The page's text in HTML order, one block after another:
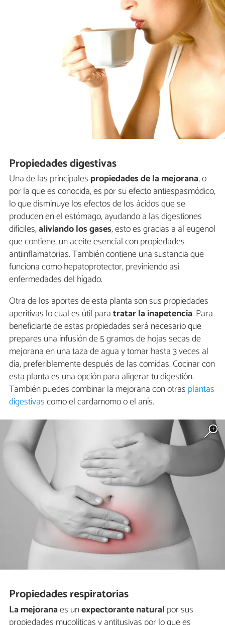
Propiedades digestivas
Una de las principales propiedades de la mejorana, o
por la que es conocida, es por su efecto antiespasmódico,
lo que disminuye los efectos de los ácidos que se
producen en el estómago, ayudando a las digestiones
difíciles,aliviando los gases, esto es gracias a al eugenol
que contiene, un aceite esencial con propiedades
antiinflamatorias. También contiene una sustancia que
funciona como hepatoprotector, previniendo así
enfermedades del hígado.
Otra de los aportes de esta planta son sus propiedades
aperitivas lo cual es útil paratratar la inapetencia. Para
beneficiarte de estas propiedades será necesario que
prepares una infusión de 5 gramos de hojas secas de
mejorana en una taza de agua y tomar hasta 3 veces al
día, preferiblemente después de las comidas. Cocinar con
esta planta es una opción para aligerar tu digestión.
También puedes combinar la mejorana con otras plantas
digestivascomo el cardamomo o el anís.
Propiedades respiratorias
La mejoranaes unexpectorante natural por sus